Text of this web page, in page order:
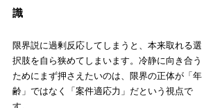
識
限界説に過剰反応してしまうと、本来取れる選
択肢を自ら狭めてしまいます。冷静に向き合う
ためにまず押さえたいのは、限界の正体が「年
齢」ではなく「案件適応力」だという視点で